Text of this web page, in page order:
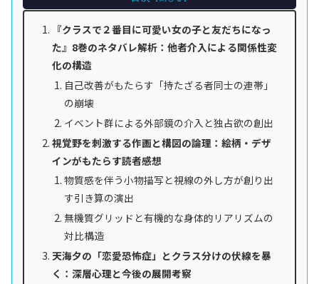
『クラスで２番目に可愛い女の子と友だちになっ
た』8巻のネタバレ解析：他者介入による関係性変
化の構造
自己改善がもたらす「持たざる者同士の連帯」
の崩壊
イベント群による外部鏡の介入と独占欲の創出
視覚野を刺激する作画と構図の論理：絵柄・デザ
インがもたらす読者感想
物質感を伴う小物描写と視線の外し方が創り出
す引き算の演出
無機質グリッドと有機的な身体的リアリズムの
対比構造
天海夕の「恋愛恐怖症」とクラス分けの伏線を暴
く：深層心理と今後の展開考察